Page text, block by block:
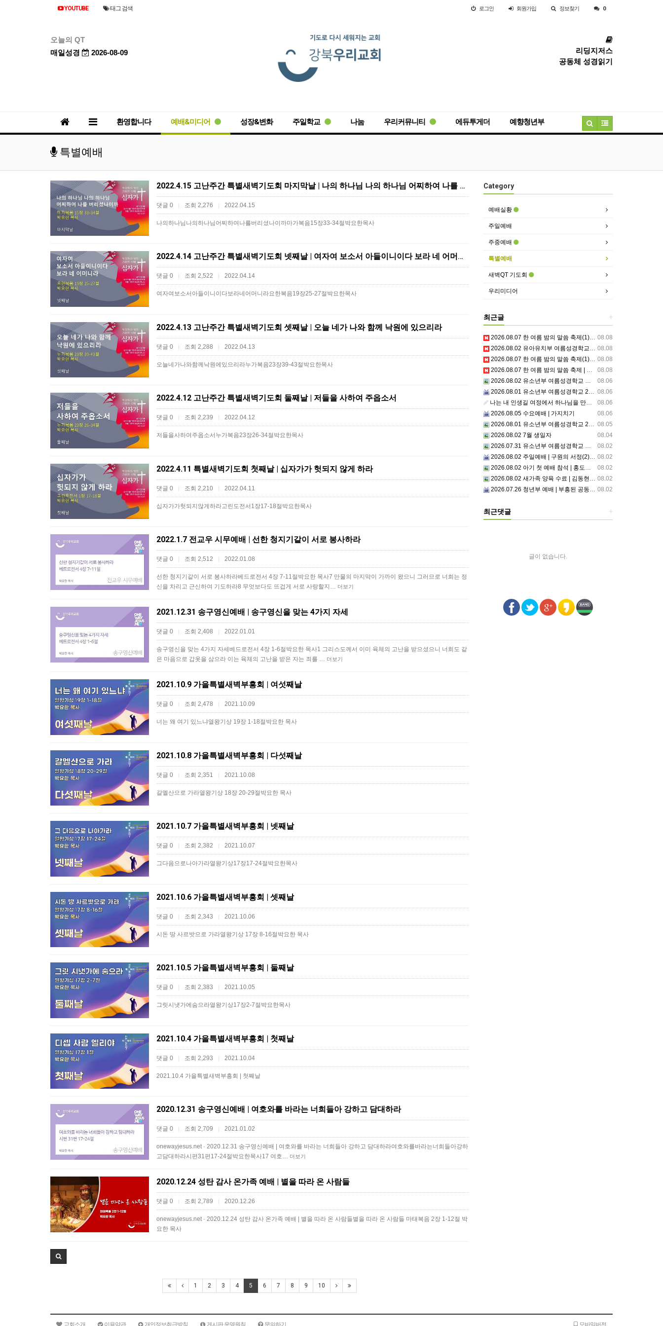
YOUTUBE 태그 검색 로그인 회원가입 정보찾기 0
오늘의 QT
매일성경
2026-08-09
리딩지저스
공동체 성경읽기
환영합니다 예배&미디어 성장&변화 주일학교 나눔 우리커뮤니티 에듀투게더 예향청년부
특별예배
2022.4.15 고난주간 특별새벽기도회 마지막날 | 나의 하나님 나의 하나님 어찌하여 나를 버리셨나이까
댓글 0 | 조회 2,276 | 2022.04.15
나의하나님나의하나님어찌하여나를버리셨나이까마가복음15장33-34절박요한목사
2022.4.14 고난주간 특별새벽기도회 넷째날 | 여자여 보소서 아들이니이다 보라 네 어머니라
댓글 0 조회 2,522 2022.04.14
여자여보소서아들이니이다보라네어머니라요한복음19장25-27절박요한목사
2022.4.13 고난주간 특별새벽기도회 셋째날 | 오늘 네가 나와 함께 낙원에 있으리라
댓글 0 | 조회 2,288 | 2022.04.13
오늘네가나와함께낙원에있으리라누가복음23장39-43절박요한목사
2022.4.12 고난주간 특별새벽기도회 둘째날 | 저들을 사하여 주옵소서
댓글 0 조회 2,239 2022.04.12
저들을사하여주옵소서누가복음23장26-34절박요한목사
2022.4.11 특별새벽기도회 첫째날 | 십자가가 헛되지 않게 하라
댓글 0 | 조회 2,210 | 2022.04.11
십자가가헛되지않게하라고린도전서1장17-18절박요한목사
2022.1.7 전교우 시무예배 | 선한 청지기같이 서로 봉사하라
댓글 0 조회 2,512 2022.01.08
선한 청지기같이 서로 봉사하라베드로전서 4장 7-11절박요한 목사7 만물의 마지막이 가까이 왔으니 그러므로 너희는 정
신을 차리고 근신하여 기도하라8 무엇보다도 뜨겁게 서로 사랑할지… 더보기
2021.12.31 송구영신예배 | 송구영신을 맞는 4가지 자세
댓글 0 조회 2,408 2022.01.01
송구영신을 맞는 4가지 자세베드로전서 4장 1-6절박요한 목사1 그리스도께서 이미 육체의 고난을 받으셨으니 너희도 같
은 마음으로 갑옷을 삼으라 이는 육체의 고난을 받은 자는 죄를 … 더보기
2021.10.9 가을특별새벽부흥회 | 여섯째날
댓글 0 조회 2,478 2021.10.09
너는 왜 여기 있느냐열왕기상 19장 1-18절박요한 목사
2021.10.8 가을특별새벽부흥회 | 다섯째날
댓글 0 | 조회 2,351 | 2021.10.08
갈멜산으로 가라열왕기상 18장 20-29절박요한 목사
2021.10.7 가을특별새벽부흥회 | 넷째날
댓글 0 조회 2,382 2021.10.07
그다음으로나아가라열왕기상17장17-24절박요한목사
2021.10.6 가을특별새벽부흥회 | 셋째날
댓글 0 | 조회 2,343 | 2021.10.06
시돈 땅 사르밧으로 가라열왕기상 17장 8-16절박요한 목사
2021.10.5 가을특별새벽부흥회 | 둘째날
댓글 0 조회 2,383 2021.10.05
그릿시냇가에숨으라열왕기상17장2-7절박요한목사
2021.10.4 가을특별새벽부흥회 | 첫째날
댓글 0 | 조회 2,293 | 2021.10.04
2021.10.4 가을특별새벽부흥회 | 첫째날
2020.12.31 송구영신예배 | 여호와를 바라는 너희들아 강하고 담대하라
댓글 0 조회 2,709 2021.01.02
onewayjesus.net · 2020.12.31 송구영신예배 | 여호와를 바라는 너희들아 강하고 담대하라​여호와를바라는너희들아강하
고담대하라시편31편17-24절박요한목사17 여호… 더보기
2020.12.24 성탄 감사 온가족 예배 | 별을 따라 온 사람들
댓글 0 조회 2,789 2020.12.26
onewayjesus.net · 2020.12.24 성탄 감사 온가족 예배 | 별을 따라 온 사람들별을 따라 온 사람들 마태복음 2장 1-12절 박
요한 목사
1 2 3 4 5 6 7 8 9 10
Category
예배실황
주일예배
주중예배
특별예배
새벽QT 기도회
우리미디어
+
최근글
08.08
2026.08.07 한 여름 밤의 말씀 축제(1) | 믿음교구 특송
08.08
2026.08.02 유아유치부 여름성경학교 3일차
08.08
2026.08.07 한 여름 밤의 말씀 축제(1) | 믿음교구 스케치
08.08
2026.08.07 한 여름 밤의 말씀 축제 | 주의 거룩한 이름을 위하여 기도합시다
08.06
2026.08.02 유소년부 여름성경학교 셋째날,주일예배
08.06
2026.08.01 유소년부 여름성경학교 2일차 저녁집회 예배 실황
08.06
나는 내 인생길 여정에서 하나님을 만났는가? 그렇다면 나의 삶은 어떠한가? 자신을 돌아 봅니다.
08.06
2026.08.05 수요예배 | 가지치기
08.05
2026.08.01 유소년부 여름성경학교 2일차
08.04
2026.08.02 7월 생일자
08.02
2026.07.31 유소년부 여름성경학교 첫째날
08.02
2026.08.02 주일예배 | 구원의 서정(2)부르심: 거절할 수 없는 은혜의 시작
08.02
2026.08.02 아기 첫 예배 참석 | 홍도영, 홍찬영 아기(홍석진, 임자현 집사 가정)
08.02
2026.08.02 새가족 양육 수료 | 김동현, 박현정 성도
08.02
2026.07.26 청년부 예배 | 부흥된 공동체4: 세상 앞에서1
+
최근댓글
글이 없습니다.